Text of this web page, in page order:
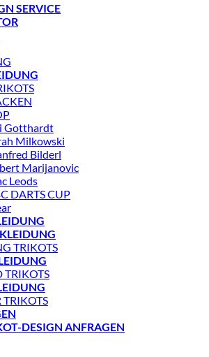
SERVICE
Gotthardt
Milkowski
Bilderl
Marijanovic
Leods
DARTS CUP
TRIKOTS
TRIKOTS
TRIKOTS
DESIGN ANFRAGEN